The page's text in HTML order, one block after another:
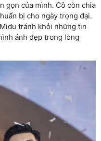
gọn của mình. Cô còn chia
bị cho ngày trọng đại.
tránh khỏi những tin
ảnh đẹp trong lòng